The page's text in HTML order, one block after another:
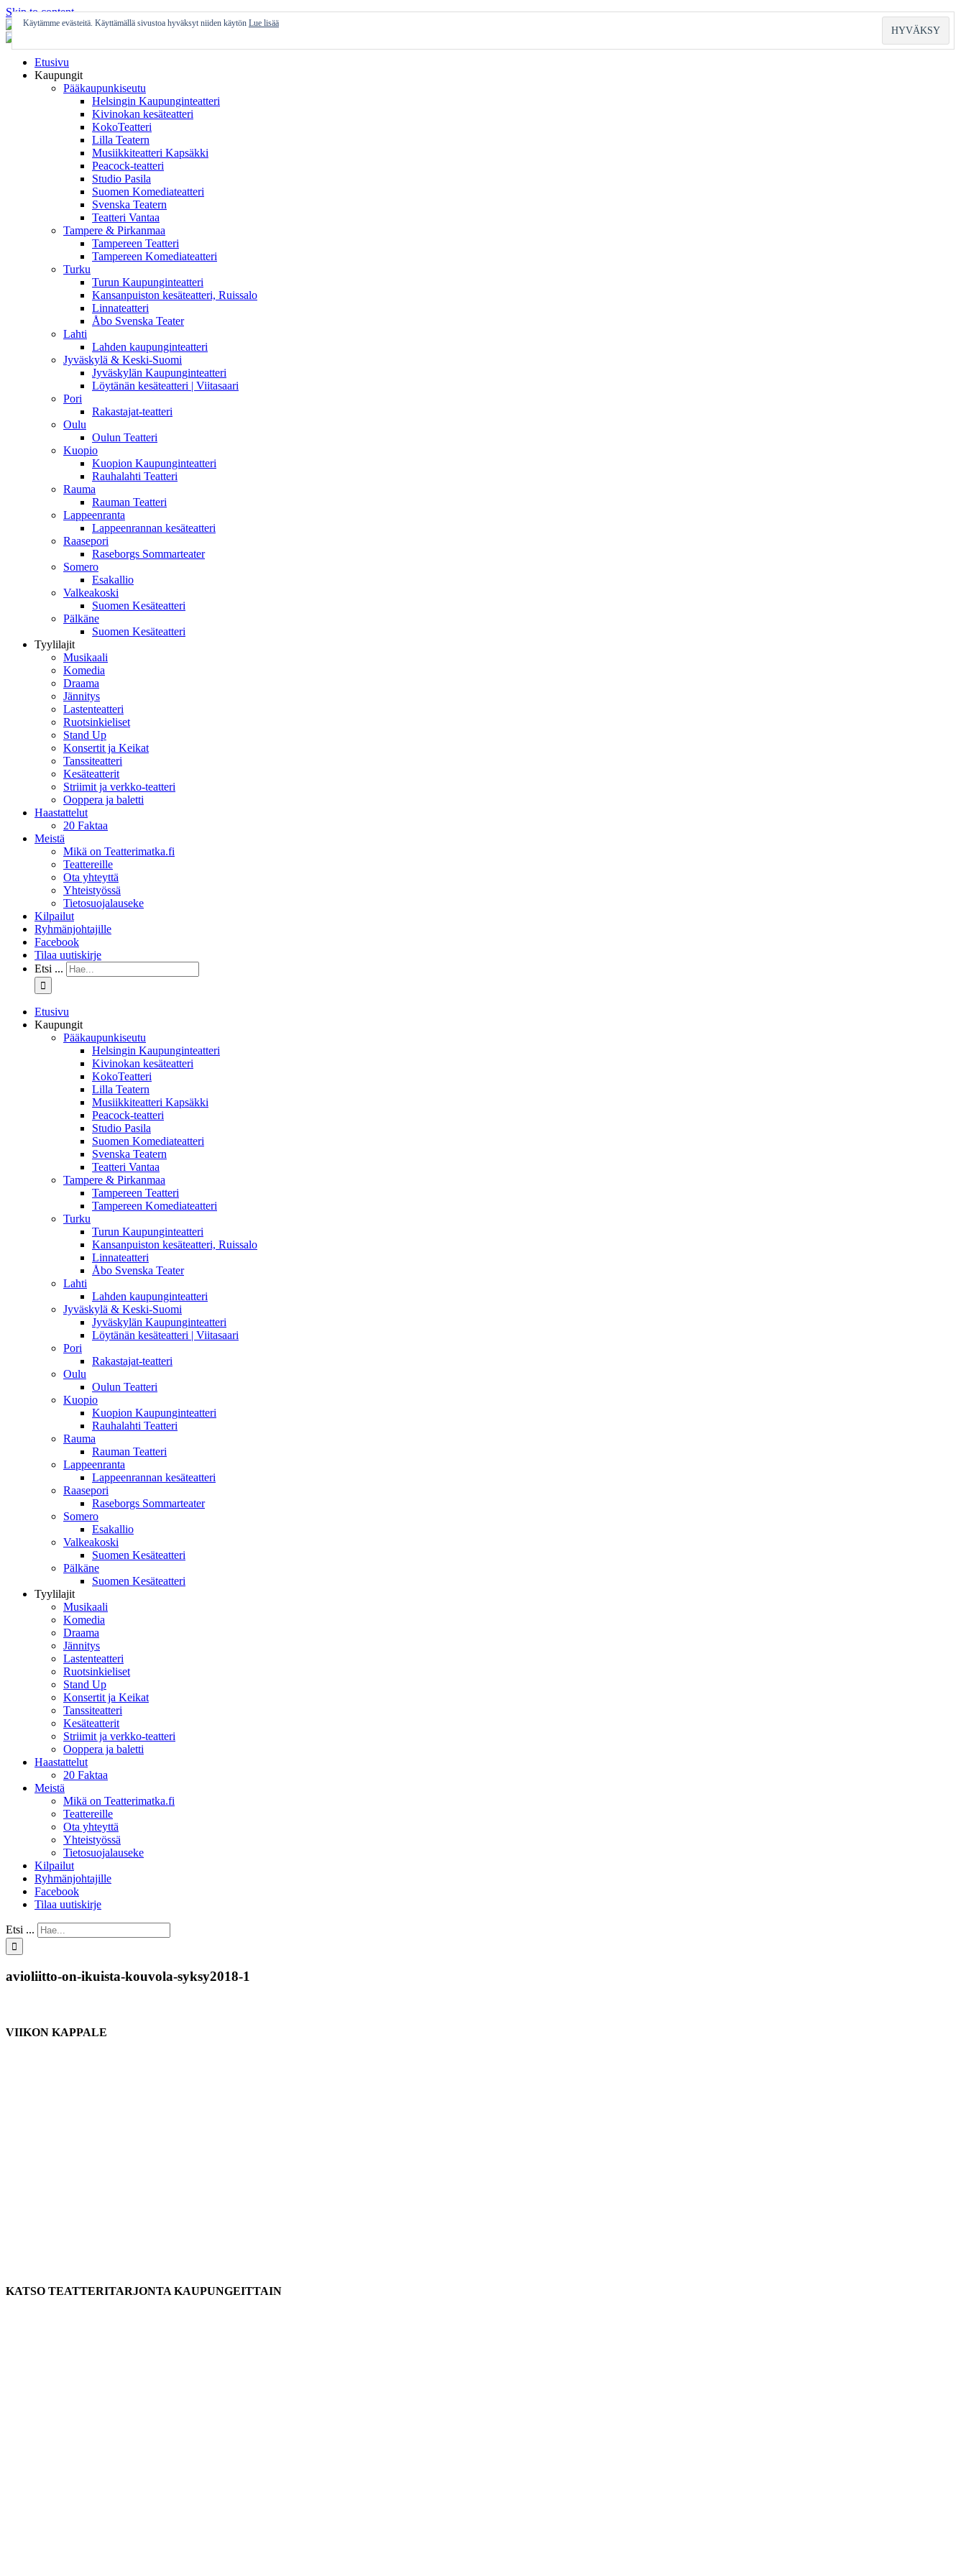
Skip to content
Etusivu
Kaupungit
Pääkaupunkiseutu
Helsingin Kaupunginteatteri
Kivinokan kesäteatteri
KokoTeatteri
Lilla Teatern
Musiikkiteatteri Kapsäkki
Peacock-teatteri
Studio Pasila
Suomen Komediateatteri
Svenska Teatern
Teatteri Vantaa
Tampere & Pirkanmaa
Tampereen Teatteri
Tampereen Komediateatteri
Turku
Turun Kaupunginteatteri
Kansanpuiston kesäteatteri, Ruissalo
Linnateatteri
Åbo Svenska Teater
Lahti
Lahden kaupunginteatteri
Jyväskylä & Keski-Suomi
Jyväskylän Kaupunginteatteri
Löytänän kesäteatteri | Viitasaari
Pori
Rakastajat-teatteri
Oulu
Oulun Teatteri
Kuopio
Kuopion Kaupunginteatteri
Rauhalahti Teatteri
Rauma
Rauman Teatteri
Lappeenranta
Lappeenrannan kesäteatteri
Raasepori
Raseborgs Sommarteater
Somero
Esakallio
Valkeakoski
Suomen Kesäteatteri
Pälkäne
Suomen Kesäteatteri
Tyylilajit
Musikaali
Komedia
Draama
Jännitys
Lastenteatteri
Ruotsinkieliset
Stand Up
Konsertit ja Keikat
Tanssiteatteri
Kesäteatterit
Striimit ja verkko-teatteri
Ooppera ja baletti
Haastattelut
20 Faktaa
Meistä
Mikä on Teatterimatka.fi
Teattereille
Ota yhteyttä
Yhteistyössä
Tietosuojalauseke
Kilpailut
Ryhmänjohtajille
Facebook
Tilaa uutiskirje
Etsi ...
Etusivu
Kaupungit
Pääkaupunkiseutu
Helsingin Kaupunginteatteri
Kivinokan kesäteatteri
KokoTeatteri
Lilla Teatern
Musiikkiteatteri Kapsäkki
Peacock-teatteri
Studio Pasila
Suomen Komediateatteri
Svenska Teatern
Teatteri Vantaa
Tampere & Pirkanmaa
Tampereen Teatteri
Tampereen Komediateatteri
Turku
Turun Kaupunginteatteri
Kansanpuiston kesäteatteri, Ruissalo
Linnateatteri
Åbo Svenska Teater
Lahti
Lahden kaupunginteatteri
Jyväskylä & Keski-Suomi
Jyväskylän Kaupunginteatteri
Löytänän kesäteatteri | Viitasaari
Pori
Rakastajat-teatteri
Oulu
Oulun Teatteri
Kuopio
Kuopion Kaupunginteatteri
Rauhalahti Teatteri
Rauma
Rauman Teatteri
Lappeenranta
Lappeenrannan kesäteatteri
Raasepori
Raseborgs Sommarteater
Somero
Esakallio
Valkeakoski
Suomen Kesäteatteri
Pälkäne
Suomen Kesäteatteri
Tyylilajit
Musikaali
Komedia
Draama
Jännitys
Lastenteatteri
Ruotsinkieliset
Stand Up
Konsertit ja Keikat
Tanssiteatteri
Kesäteatterit
Striimit ja verkko-teatteri
Ooppera ja baletti
Haastattelut
20 Faktaa
Meistä
Mikä on Teatterimatka.fi
Teattereille
Ota yhteyttä
Yhteistyössä
Tietosuojalauseke
Kilpailut
Ryhmänjohtajille
Facebook
Tilaa uutiskirje
Etsi ...
avioliitto-on-ikuista-kouvola-syksy2018-1
VIIKON KAPPALE
KATSO TEATTERITARJONTA KAUPUNGEITTAIN
Käytämme evästeitä. Käyttämällä sivustoa hyväksyt niiden käytön Lue lisää